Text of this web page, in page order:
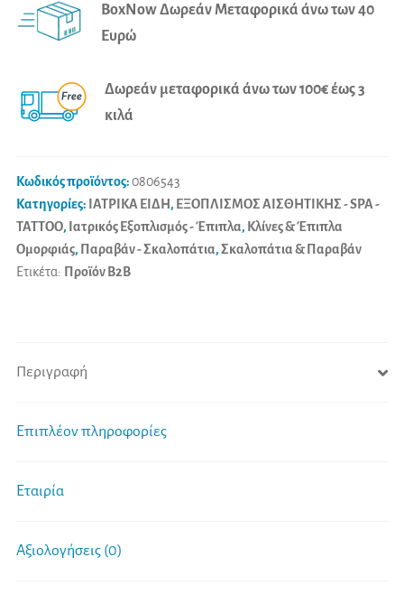
ποσότητα
r
t
:
BoxNow Δωρεάν Μεταφορικά άνω των 40
Ευρώ
Δωρεάν μεταφορικά άνω των 100€ έως 3
κιλά
Κωδικός προϊόντος:0806543
Κατηγορίες: ΙΑΤΡΙΚΑ ΕΙΔΗ, ΕΞΟΠΛΙΣΜΟΣ ΑΙΣΘΗΤΙΚΗΣ - SPA -
TATTOO, Ιατρικός Εξοπλισμός - Έπιπλα, Κλίνες & Έπιπλα
Ομορφιάς, Παραβάν - Σκαλοπάτια,Σκαλοπάτια & Παραβάν
Ετικέτα: Προϊόν B2B
Περιγραφή
Επιπλέον πληροφορίες
Εταιρία
Αξιολογήσεις (0)